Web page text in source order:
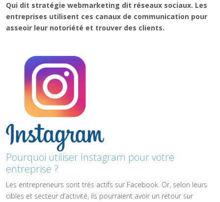
Qui dit stratégie webmarketing dit réseaux sociaux. Les
entreprises utilisent ces canaux de communication pour
asseoir leur notoriété et trouver des clients.
Pourquoi utiliser Instagram pour votre
entreprise ?
Les entrepreneurs sont très actifs sur Facebook. Or, selon leurs
cibles et secteur d’activité, ils pourraient avoir un retour sur